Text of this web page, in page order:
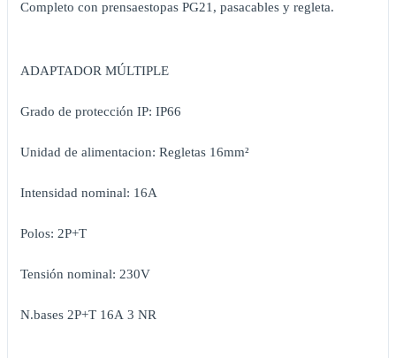
Completo con prensaestopas PG21, pasacables y regleta.
ADAPTADOR MÚLTIPLE
Grado de protección IP: IP66
Unidad de alimentacion: Regletas 16mm²
Intensidad nominal: 16A
Polos: 2P+T
Tensión nominal: 230V
N.bases 2P+T 16A 3 NR